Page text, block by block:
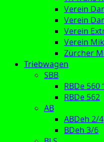
Verein
Verein
Verein
Verein
Zürcher
Triebwagen
SBB
RBDe 560
RBDe 562
AB
ABDeh 2/4
BDeh 3/6